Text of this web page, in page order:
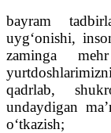
bayram
uyg‘onishi,
zaminga
qadrlab,
undaydigan
o‘tkazish;